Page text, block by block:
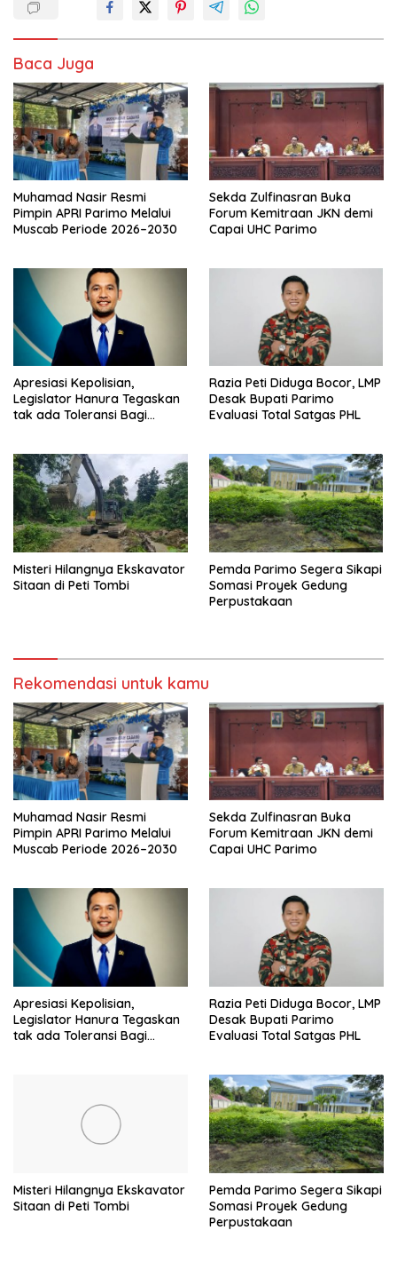
Baca Juga
Muhamad Nasir Resmi
Pimpin APRI Parimo Melalui
Muscab Periode 2026–2030
Sekda Zulfinasran Buka
Forum Kemitraan JKN demi
Capai UHC Parimo
Apresiasi Kepolisian,
Legislator Hanura Tegaskan
tak ada Toleransi Bagi
Razia Peti Diduga Bocor, LMP
Desak Bupati Parimo
Evaluasi Total Satgas PHL
Misteri Hilangnya Ekskavator
Sitaan di Peti Tombi
Pemda Parimo Segera Sikapi
Somasi Proyek Gedung
Perpustakaan
Rekomendasi untuk kamu
Muhamad Nasir Resmi
Pimpin APRI Parimo Melalui
Muscab Periode 2026–2030
Sekda Zulfinasran Buka
Forum Kemitraan JKN demi
Capai UHC Parimo
Apresiasi Kepolisian,
Legislator Hanura Tegaskan
tak ada Toleransi Bagi
Razia Peti Diduga Bocor, LMP
Desak Bupati Parimo
Evaluasi Total Satgas PHL
Misteri Hilangnya Ekskavator
Sitaan di Peti Tombi
Pemda Parimo Segera Sikapi
Somasi Proyek Gedung
Perpustakaan